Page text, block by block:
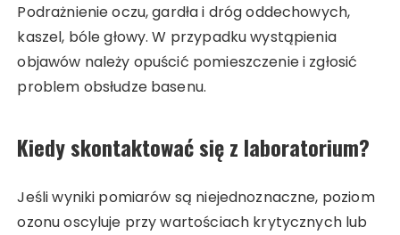
Podrażnienie oczu, gardła i dróg oddechowych,
kaszel, bóle głowy. W przypadku wystąpienia
objawów należy opuścić pomieszczenie i zgłosić
problem obsłudze basenu.
Kiedy skontaktować się z laboratorium?
Jeśli wyniki pomiarów są niejednoznaczne, poziom
ozonu oscyluje przy wartościach krytycznych lub